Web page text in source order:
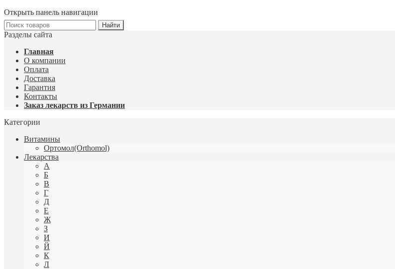
Открыть панель навигации
Разделы сайта
Главная
О компании
Оплата
Доставка
Гарантия
Контакты
Заказ лекарств из Германии
Категории
Витамины
Ортомол(Orthomol)
Лекарства
А
Б
В
Г
Д
Е
Ж
З
И
Й
К
Л